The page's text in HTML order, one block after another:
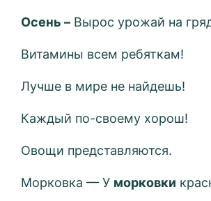
Осень – Вырос урожай на
Витамины всем ребяткам!
Лучше в мире не найдешь!
Каждый по-своему хорош!
Овощи представляются.
Морковка — У морковки